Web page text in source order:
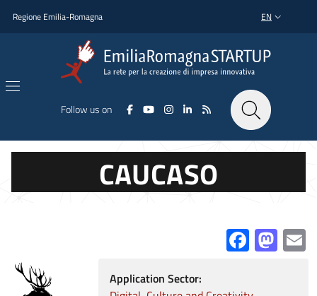
Regione Emilia-Romagna LANGUAGE
EN
Follow us on
CAUCASO
Application Sector: